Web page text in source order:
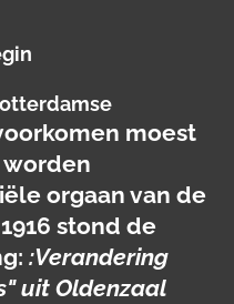
moest
worden
orgaan van de
stond de
:Verandering
uit Oldenzaal